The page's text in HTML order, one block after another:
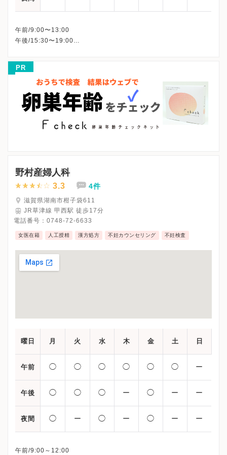
午前/9:00〜13:00
午後/15:30〜19:00
※詳細はクリニックHPを確認、または直接お問い合わせくださ
PR
野村産婦人科
3.3 4件
滋賀県湖南市柑子袋611
JR草津線 甲西駅 徒歩17分
電話番号： 0748-72-6633
女医在籍 人工授精 漢方処方 不妊カウンセリング 不妊検査
曜日 月 火 水 木 金 土 日
午前 ◯ ◯ ◯ ◯ ◯ ◯ ー
午後 ◯ ◯ ◯ ー ◯ ー ー
夜間 ◯ ー ◯ ー ◯ ー ー
午前/9:00～12:00